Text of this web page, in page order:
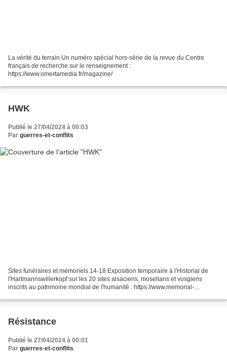
La vérité du terrain Un numéro spécial hors-série de la revue du Centre
français de recherche sur le renseignement :
https://www.omertamedia.fr/magazine/
HWK
Publié le 27/04/2024 à 00:03
Par guerres-et-conflits
Sites funéraires et mémoriels 14-18 Exposition temporaire à l'Historial de
l'Hartmannswillerkopf sur les 20 sites alsaciens, mosellans et vosgiens
inscrits au patrimoine mondial de l'humanité : https://www.memorial-
Résistance
Publié le 27/04/2024 à 00:01
Par guerres-et-conflits